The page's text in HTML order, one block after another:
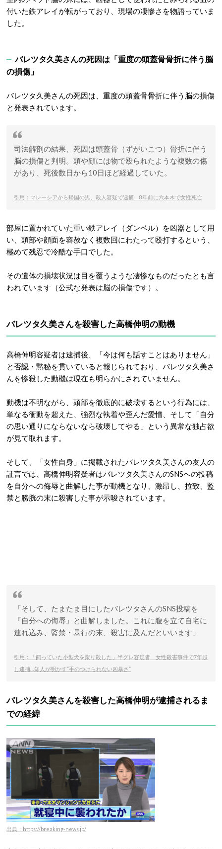
付いた鉄アレイが転がっており、現場の凄惨さを物語っていま
した 。
バレツタ久美さんの死因は「重度の頭蓋骨骨折に伴う脳
の損傷」
バレツタ久美さんの死因は、重度の頭蓋骨骨折に伴う脳の損傷
と発表されています。
司法解剖の結果、死因は頭蓋骨（ずがいこつ）骨折に伴う
脳の損傷と判明。頭や顔には物で殴られたような複数の傷
があり、死後数日から10日ほど経過していた。
引用：マレーシアから帰国の男、殺人容疑で逮捕 8年前に六本木で女性死亡
部屋に置かれていた重い鉄アレイ（ダンベル）を凶器として用
い、頭部や顔面を容赦なく複数回にわたって殴打するという、
極めて残忍で冷酷な手口でした 。
その遺体の損壊状況は目を覆うような凄惨なものだったとも言
われています（公式な発表は脳の損傷です）。
バレツタ久美さんを殺害した高橋伸明の動機
高橋伸明容疑者は逮捕後、「今は何も話すことはありません」
と否認・黙秘を貫いていると報じられており、バレツタ久美さ
んを惨殺した動機は現在も明らかにされていません。
動機は不明ながら、頭部を徹底的に破壊するという行為には、
単なる衝動を超えた、強烈な執着や歪んだ愛憎、そして「自分
の思い通りにならないなら破壊してやる」という異常な独占欲
が見て取れます。
そして、「女性自身」に掲載されたバレツタ久美さんの友人の
証言では、高橋伸明容疑者はバレツタ久美さんのSNSへの投稿
を自分への侮辱と曲解した事が動機となり、激昂し、拉致、監
禁と膀胱の末に殺害した事が示唆されています。
「そして、たまたま目にしたバレツタさんのSNS投稿を
『自分への侮辱』と曲解しました。これに腹を立て自宅に
連れ込み、監禁・暴行の末、殺害に及んだといいます」
引用：「飼っていた小型犬を蹴り殺した」半グレ容疑者 女性殺害事件で7年越
し逮捕…知人が明かす“手のつけられない凶暴さ”
バレツタ久美さんを殺害した高橋伸明が逮捕されるま
での経緯
出典：https://breaking-news.jp/